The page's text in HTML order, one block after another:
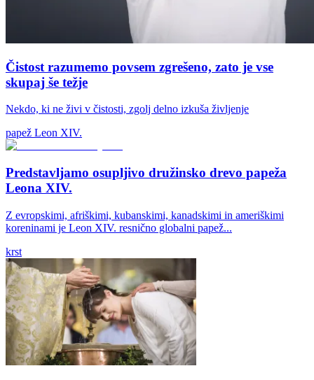
Čistost razumemo povsem zgrešeno, zato je vse
skupaj še težje
Nekdo, ki ne živi v čistosti, zgolj delno izkuša življenje
papež Leon XIV.
Predstavljamo osupljivo družinsko drevo papeža
Leona XIV.
Z evropskimi, afriškimi, kubanskimi, kanadskimi in ameriškimi
koreninami je Leon XIV. resnično globalni papež...
krst